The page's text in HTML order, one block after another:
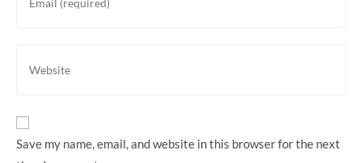
your
your
URL
Save my name, email, and website in this browser for the next